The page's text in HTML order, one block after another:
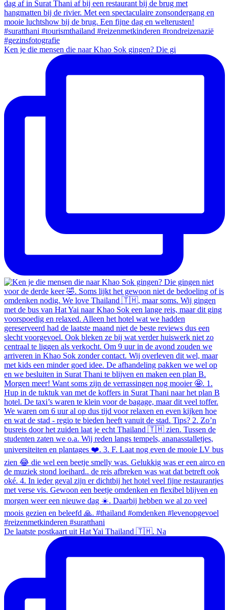
Ken je die mensen die naar Khao Sok gingen? Die gi
De laatste postkaart uit Hat Yai Thailand 🇹🇭. Na